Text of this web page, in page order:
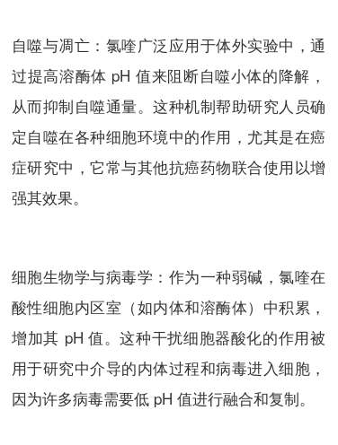
自噬与凋亡： 氯喹广泛应用于体外实验中，通
过提高溶酶体 pH 值来阻断自噬小体的降解，
从而抑制自噬通量。这种机制帮助研究人员确
定自噬在各种细胞环境中的作用，尤其是在癌
症研究中，它常与其他抗癌药物联合使用以增
强其效果。
细胞生物学与病毒学：作为一种弱碱，氯喹在
酸性细胞内区室（如内体和溶酶体）中积累，
增加其 pH 值。这种干扰细胞器酸化的作用被
用于研究中介导的内体过程和病毒进入细胞，
因为许多病毒需要低 pH 值进行融合和复制。